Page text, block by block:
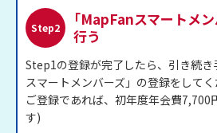
Step2
「MapFanスマートメ
行う
Step1の登録が完了したら、引き続き
スマートメンバーズ」の登録をして
ご登録であれば、初年度年会費7,700
す)